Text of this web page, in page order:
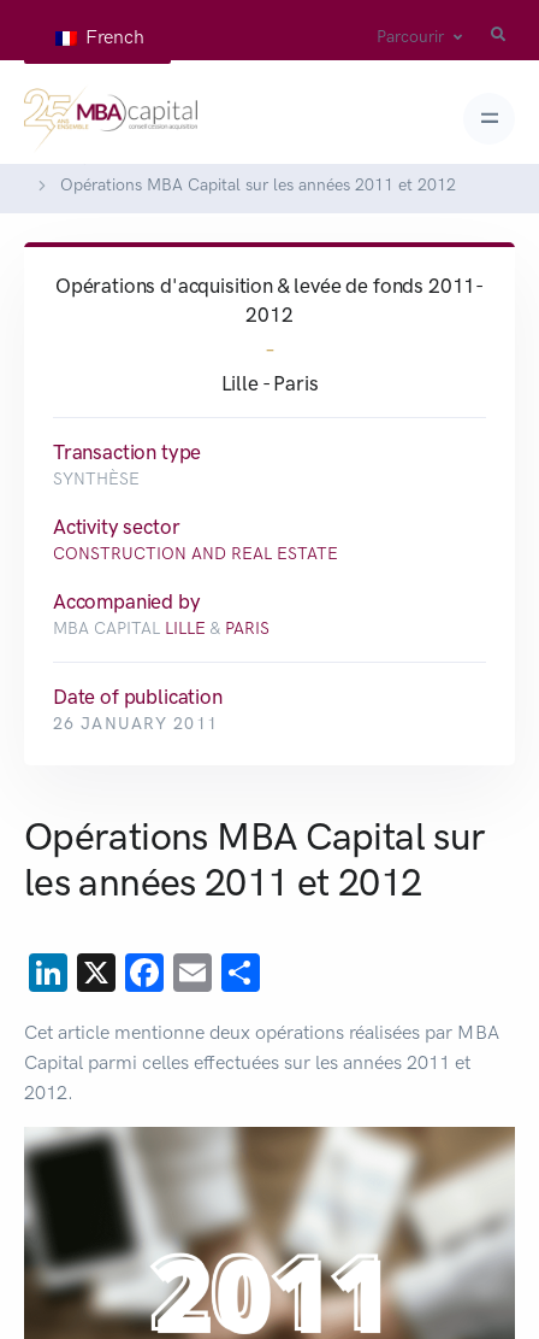
French Parcourir
Opérations MBA Capital sur les années 2011 et 2012
Opérations d'acquisition & levée de fonds 2011-
2012
-
Lille - Paris
Transaction type
SYNTHÈSE
Activity sector
CONSTRUCTION AND REAL ESTATE
Accompanied by
MBA CAPITAL LILLE & PARIS
Date of publication
26 JANUARY 2011
Opérations MBA Capital sur
les années 2011 et 2012
LinkedIn
X Facebook
Email
Cet article mentionne deux opérations réalisées par MBA
Capital parmi celles effectuées sur les années 2011 et
2012.